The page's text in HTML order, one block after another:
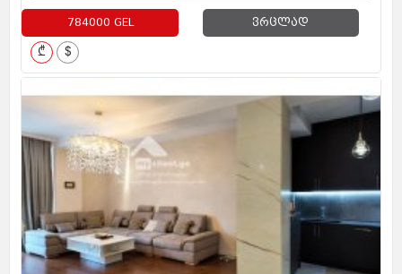
784000 GEL ვრცლად
₾ $